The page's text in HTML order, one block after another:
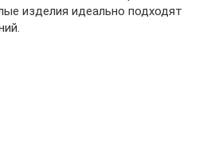
изделия идеально подходят